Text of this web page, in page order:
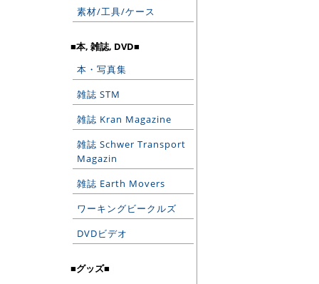
素材/工具/ケース
■本, 雑誌, DVD■
本・写真集
雑誌 STM
雑誌 Kran Magazine
雑誌 Schwer Transport
Magazin
雑誌 Earth Movers
ワーキングビークルズ
DVDビデオ
■グッズ■